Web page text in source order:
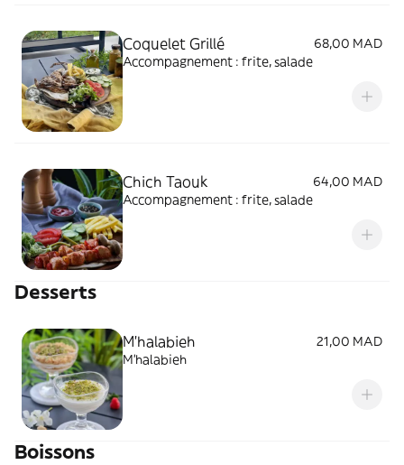
Coquelet Grillé
68,00 MAD
Accompagnement : frite, salade
Chich Taouk
64,00 MAD
Accompagnement : frite, salade
Desserts
M'halabieh
21,00 MAD
M'halabieh
Boissons